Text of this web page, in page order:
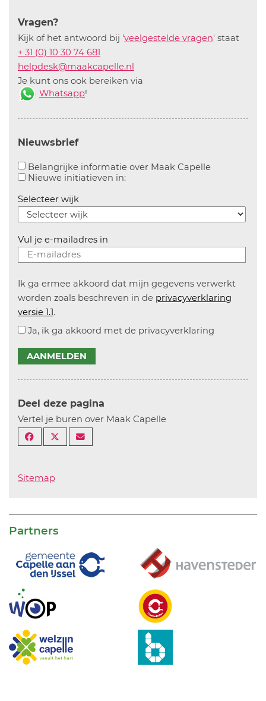
Vragen?
Kijk of het antwoord bij 'veelgestelde vragen' staat
+ 31 (0) 10 30 74 681
helpdesk@maakcapelle.nl
Je kunt ons ook bereiken via
Whatsapp!
Nieuwsbrief
Belangrijke informatie over Maak CapelleAanvinken
Nieuwe initiatieven in:Aanvinken om informatie over
Selecteer wijk
Vul je e-mailadres in
Ik ga ermee akkoord dat mijn gegevens verwerkt
worden zoals beschreven in de privacyverklaring
versie 1.1.
Ja, ik ga akkoord met de privacyverklaring
AANMELDEN
Deel deze pagina
Vertel je buren over Maak Capelle
Sitemap
Partners